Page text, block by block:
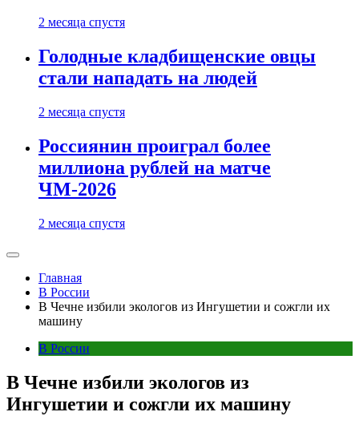
2 месяца спустя
Голодные кладбищенские овцы
стали нападать на людей
2 месяца спустя
Россиянин проиграл более
миллиона рублей на матче
ЧМ-2026
2 месяца спустя
Главная
В России
В Чечне избили экологов из Ингушетии и сожгли их
машину
В России
В Чечне избили экологов из
Ингушетии и сожгли их машину